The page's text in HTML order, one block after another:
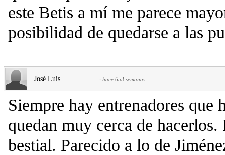
este Betis a mí me parece
posibilidad de quedarse a las
José Luis · hace 653 semanas
Siempre hay entrenadores que
quedan muy cerca de
bestial. Parecido a lo de